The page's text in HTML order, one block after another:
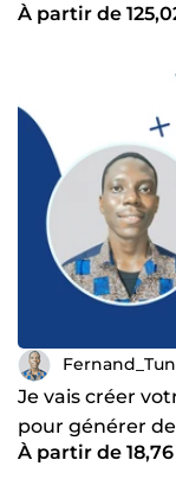
À partir de
Je vais créer
pour générer
À partir de 18,76